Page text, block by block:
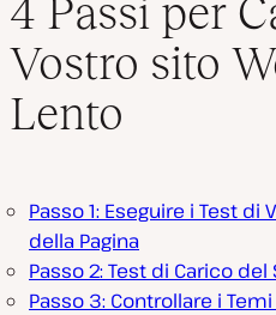
4 Passi per
Vostro sito
Lento
Passo 1: Eseguire i Test
della Pagina
Passo 2: Test di Carico del
Passo 3: Controllare i